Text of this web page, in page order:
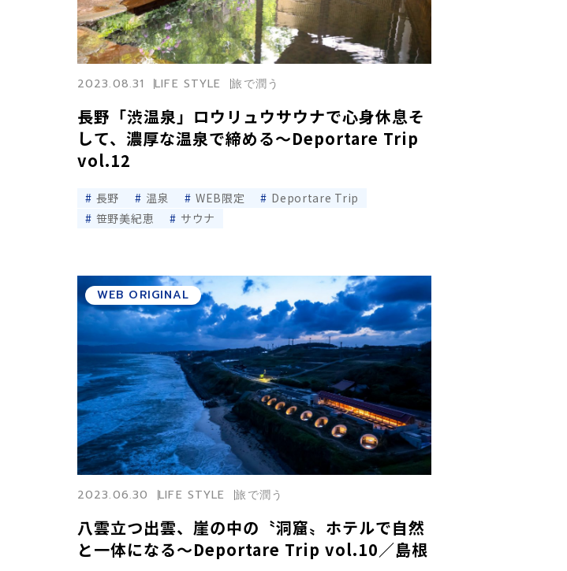
長野「渋温泉」ロウリュウサウナで心身休息そ
して、濃厚な温泉で締める～Deportare Trip
vol.12
2023.08.31 LIFE STYLE 旅で潤う
長野 温泉 WEB限定
Deportare Trip
笹野美紀恵
サウナ
八雲立つ出雲、崖の中の〝洞窟〟ホテルで自然
と一体になる～Deportare Trip vol.10／島根
2023.06.30 LIFE STYLE 旅で潤う
WEB ORIGINAL